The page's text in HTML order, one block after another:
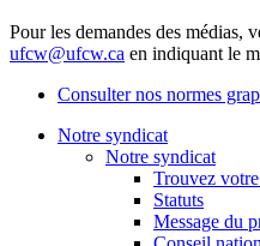
Pour les demandes des médias,
ufcw@ufcw.ca en indiquant le
Consulter nos normes
Notre syndicat
Notre syndicat
Trouvez
Statuts
Message du